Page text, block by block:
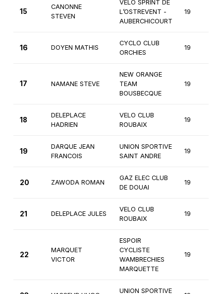
15
CANONNE
STEVEN
VELO SPRINT DE
L’OSTREVENT -
AUBERCHICOURT
19
16 DOYEN MATHIS
CYCLO CLUB
ORCHIES
19
17 NAMANE STEVE
NEW ORANGE
TEAM
BOUSBECQUE
19
18
DELEPLACE
HADRIEN
VELO CLUB
ROUBAIX
19
19
DARQUE JEAN
FRANCOIS
UNION SPORTIVE
SAINT ANDRE
19
20 ZAWODA ROMAN
GAZ ELEC CLUB
DE DOUAI
19
21 DELEPLACE JULES
VELO CLUB
ROUBAIX
19
22
MARQUET
VICTOR
ESPOIR
CYCLISTE
WAMBRECHIES
MARQUETTE
19
UNION SPORTIVE